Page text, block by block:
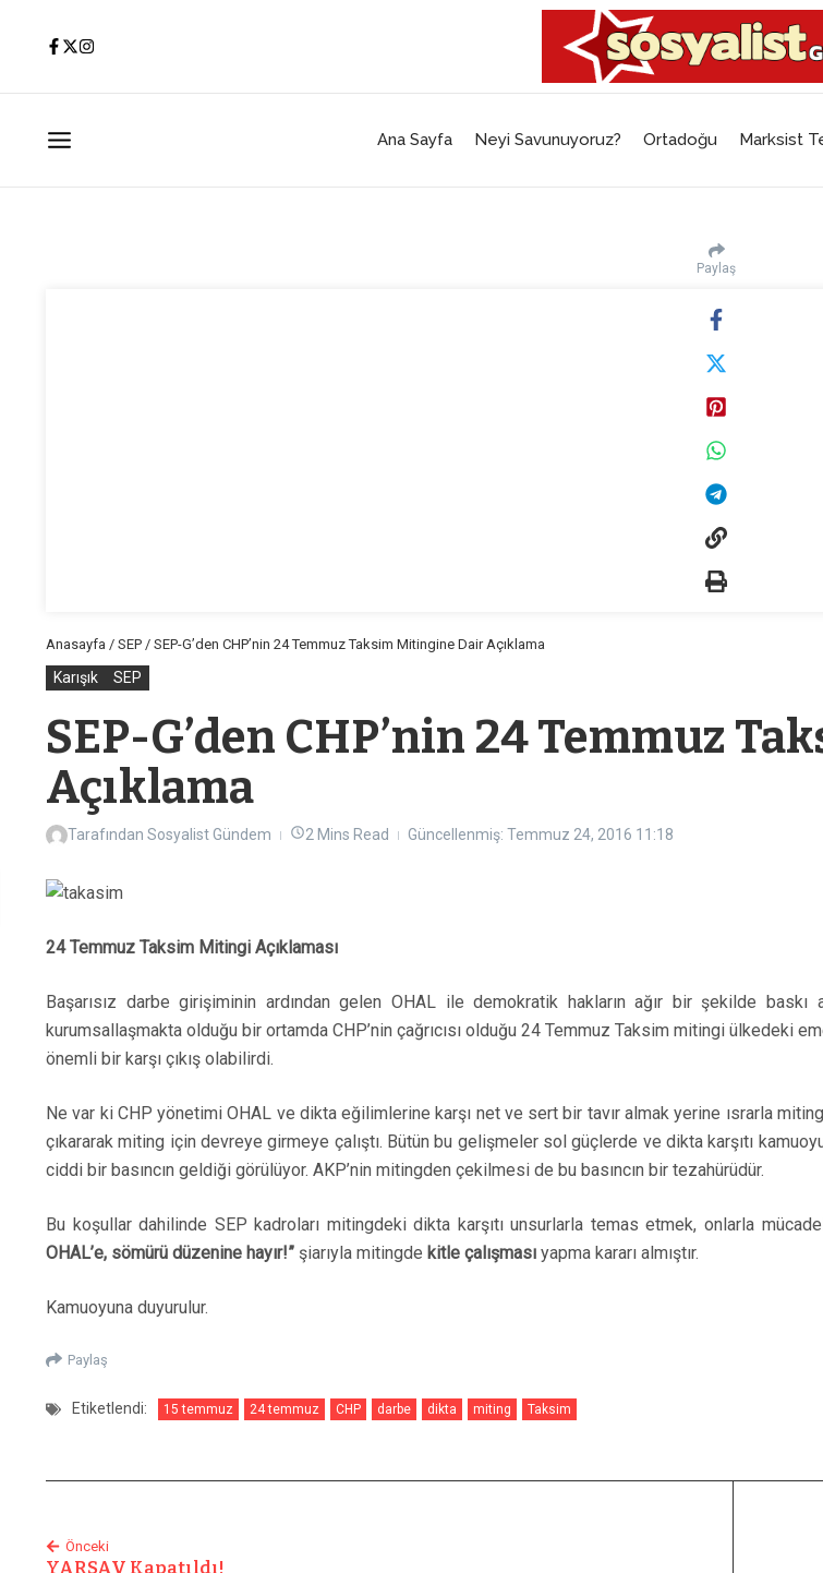
Ana Sayfa Neyi Savunuyoruz? Ortadoğu Marksist
Paylaş
Anasayfa / SEP / SEP-G’den CHP’nin 24 Temmuz Taksim Mitingine Dair Açıklama
Karışık SEP
SEP-G’den CHP’nin 24 Temmuz
Açıklama
Tarafından Sosyalist Gündem 2 Mins Read Güncellenmiş: Temmuz 24, 2016 11:18
24 Temmuz Taksim Mitingi Açıklaması
Başarısız darbe girişiminin ardından gelen OHAL ile demokratik hakların ağır bir şekilde baskı
kurumsallaşmakta olduğu bir ortamda CHP’nin çağrıcısı olduğu 24 Temmuz Taksim mitingi ülkedeki
önemli bir karşı çıkış olabilirdi.
Ne var ki CHP yönetimi OHAL ve dikta eğilimlerine karşı net ve sert bir tavır almak yerine ısrarla
çıkararak miting için devreye girmeye çalıştı. Bütün bu gelişmeler sol güçlerde ve dikta karşıtı
ciddi bir basıncın geldiği görülüyor. AKP’nin mitingden çekilmesi de bu basıncın bir tezahürüdür.
Bu koşullar dahilinde SEP kadroları mitingdeki dikta karşıtı unsurlarla temas etmek, onlarla
OHAL’e, sömürü düzenine hayır!” şiarıyla mitingde kitle çalışması yapma kararı almıştır.
Kamuoyuna duyurulur.
Paylaş
Etiketlendi: 15 temmuz 24 temmuz CHP darbe dikta miting Taksim
Önceki
YARSAV Kapatıldı!